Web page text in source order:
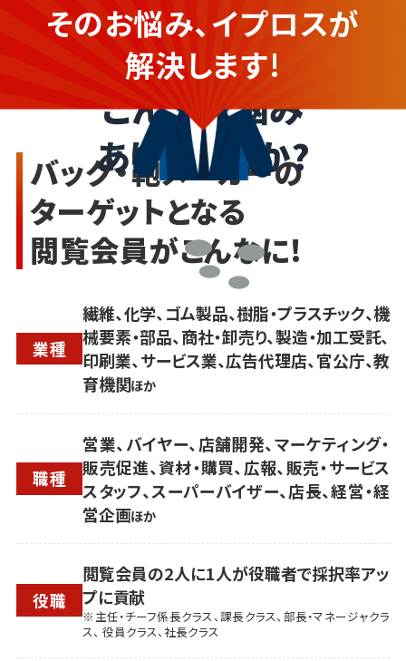
バッグ・鞄メーカーの企業さま
こんなお悩み
ありませんか?
運用に不安がある
そのお悩み、イプロスが
解決します!
バッグ・鞄メーカーの
ターゲットとなる
閲覧会員がこんなに!
業種
繊維、化学、ゴム製品、樹脂・プラスチック、機
械要素・部品、商社・卸売り、製造・加工受託、
印刷業、サービス業、広告代理店、官公庁、教
育機関ほか
職種
営業、バイヤー、店舗開発、マーケティング・
販売促進、資材・購買、広報、販売・サービス
スタッフ、スーパーバイザー、店長、経営・経
営企画ほか
役職
閲覧会員の2人に1人が役職者で採択率アッ
プに貢献
※主任・チーフ係長クラス、課長クラス、部長・マネージャクラ
ス、 役員クラス、社長クラス